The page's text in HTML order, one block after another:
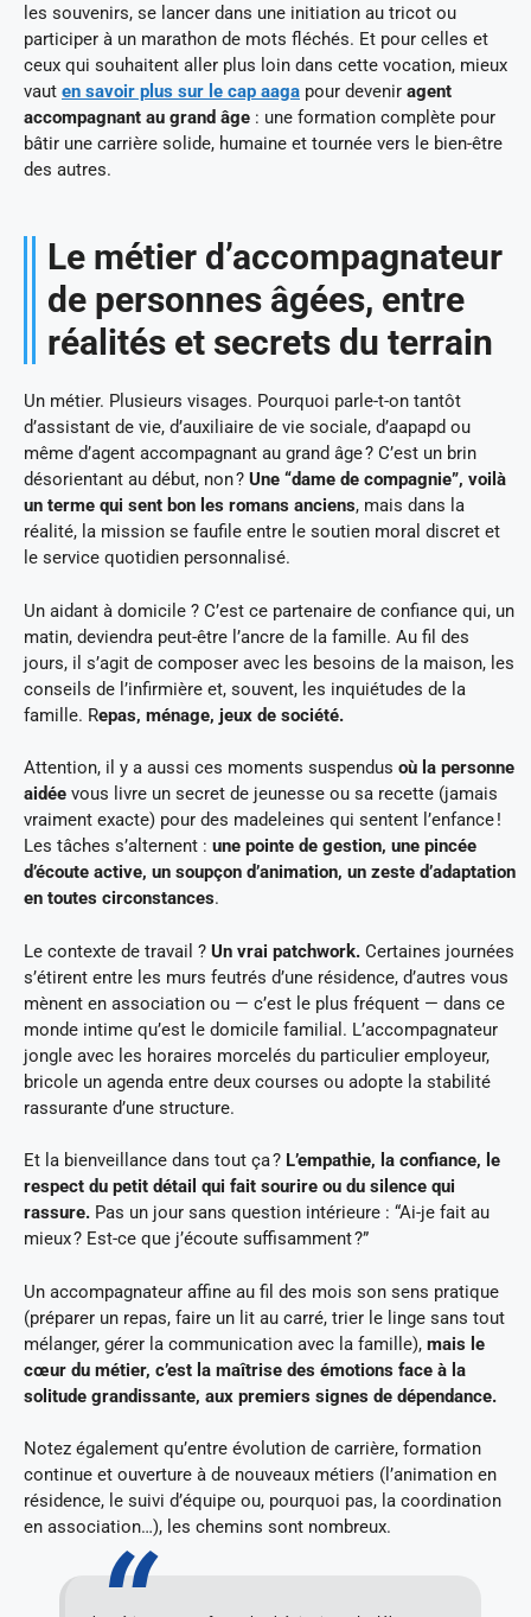
les souvenirs, se lancer dans une initiation au tricot ou
participer à un marathon de mots fléchés. Et pour celles et
ceux qui souhaitent aller plus loin dans cette vocation, mieux
vaut en savoir plus sur le cap aaga pour devenir agent
accompagnant au grand âge : une formation complète pour
bâtir une carrière solide, humaine et tournée vers le bien-être
des autres.
Le métier d’accompagnateur
de personnes âgées, entre
réalités et secrets du terrain
Un métier. Plusieurs visages. Pourquoi parle-t-on tantôt
d’assistant de vie, d’auxiliaire de vie sociale, d’aapapd ou
même d’agent accompagnant au grand âge ? C’est un brin
désorientant au début, non ? Une “dame de compagnie”, voilà
un terme qui sent bon les romans anciens, mais dans la
réalité, la mission se faufile entre le soutien moral discret et
le service quotidien personnalisé.
Un aidant à domicile ? C’est ce partenaire de confiance qui, un
matin, deviendra peut-être l’ancre de la famille. Au fil des
jours, il s’agit de composer avec les besoins de la maison, les
conseils de l’infirmière et, souvent, les inquiétudes de la
famille. Repas, ménage, jeux de société.
Attention, il y a aussi ces moments suspendus où la personne
aidée vous livre un secret de jeunesse ou sa recette (jamais
vraiment exacte) pour des madeleines qui sentent l’enfance !
Les tâches s’alternent : une pointe de gestion, une pincée
d’écoute active, un soupçon d’animation, un zeste d’adaptation
en toutes circonstances.
Le contexte de travail ? Un vrai patchwork. Certaines journées
s’étirent entre les murs feutrés d’une résidence, d’autres vous
mènent en association ou — c’est le plus fréquent — dans ce
monde intime qu’est le domicile familial. L’accompagnateur
jongle avec les horaires morcelés du particulier employeur,
bricole un agenda entre deux courses ou adopte la stabilité
rassurante d’une structure.
Et la bienveillance dans tout ça ? L’empathie, la confiance, le
respect du petit détail qui fait sourire ou du silence qui
rassure. Pas un jour sans question intérieure : “Ai-je fait au
mieux ? Est-ce que j’écoute suffisamment ?”
Un accompagnateur affine au fil des mois son sens pratique
(préparer un repas, faire un lit au carré, trier le linge sans tout
mélanger, gérer la communication avec la famille), mais le
cœur du métier, c’est la maîtrise des émotions face à la
solitude grandissante, aux premiers signes de dépendance.
Notez également qu’entre évolution de carrière, formation
continue et ouverture à de nouveaux métiers (l’animation en
résidence, le suivi d’équipe ou, pourquoi pas, la coordination
en association…), les chemins sont nombreux.